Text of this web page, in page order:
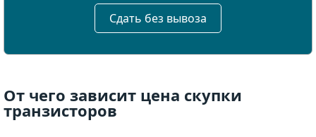
Сдать без вывоза
От чего зависит цена скупки
транзисторов